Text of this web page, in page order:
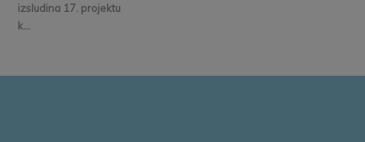
izsludina 17. projektu
k...